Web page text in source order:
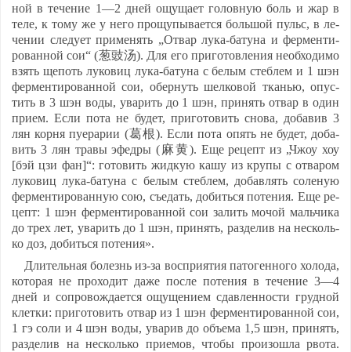
ной в те­че­ние 1—2 дней ощу­ща­ет го­лов­ную боль и жар в
те­ле, к то­му же у не­го про­щу­пы­ва­ет­ся боль­шой пульс, в ле­
че­нии сле­ду­ет при­ме­нять „От­вар лу­ка-ба­ту­на и фер­мен­ти­
ро­ван­ной сои“ (葱豉汤). Для его при­го­тов­ле­ния не­об­хо­ди­мо
взять ще­поть лу­ко­виц лу­ка-ба­ту­на с бе­лым стеб­лем и 1 шэн
фер­мен­ти­ро­ван­ной сои, обер­нуть шел­ко­вой тканью, опус­
тить в 3 шэн во­ды, ува­рить до 1 шэн, при­нять от­вар в один
при­ем. Ес­ли по­та не бу­дет, при­го­то­вить сно­ва, до­ба­вив 3
лян кор­ня пу­ера­рии (葛根). Ес­ли по­та опять не бу­дет, до­ба­
вить 3 лян тра­вы эфед­ры (麻黄). Еще ре­цепт из „Чжоу хоу
[бэй цзи фан]“: го­то­вить жид­кую ка­шу из кру­пы с от­ва­ром
лу­ко­виц лу­ка-ба­ту­на с бе­лым стеб­лем, до­бав­лять со­ле­ную
фер­мен­ти­ро­ван­ную сою, съ­едать, до­бить­ся по­те­ния. Еще ре­
цепт: 1 шэн фер­мен­ти­ро­ван­ной сои за­лить мо­чой маль­чи­ка
до трех лет, ува­рить до 1 шэн, при­нять, раз­де­лив на нес­коль­
ко доз, до­бить­ся по­те­ния».
Дли­тель­ная бо­лезнь из-за восп­ри­ятия па­то­ген­но­го хо­ло­да,
ко­то­рая не про­хо­дит да­же пос­ле по­те­ния в те­че­ние 3—4
дней и соп­ро­вож­да­ет­ся ощу­ще­ни­ем сдав­лен­нос­ти груд­ной
клет­ки: при­го­то­вить от­вар из 1 шэн фер­мен­ти­ро­ван­ной сои,
1 гэ со­ли и 4 шэн во­ды, ува­рив до объ­ема 1,5 шэн, при­нять,
раз­де­лив на нес­коль­ко при­емов, что­бы про­изош­ла рво­та.